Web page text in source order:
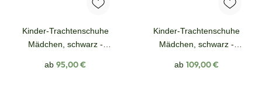
Kinder-Trachtenschuhe
Mädchen, schwarz -
Regulärer Preis:
ab 95,00 €
Kinder-Trachtenschuhe
Mädchen, schwarz -
Regulärer Preis:
ab 109,00 €